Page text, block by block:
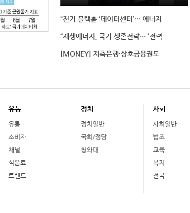
“전기 블랙홀 ‘데이터센터’… 에너지
“재생에너지, 국가 생존전략… ‘전력
[MONEY] 저축은행·상호금융권도
유통
유통
소비자
채널
식음료
트렌드
정치
정치일반
국회/정당
청와대
사회
사회일반
법조
교육
복지
전국